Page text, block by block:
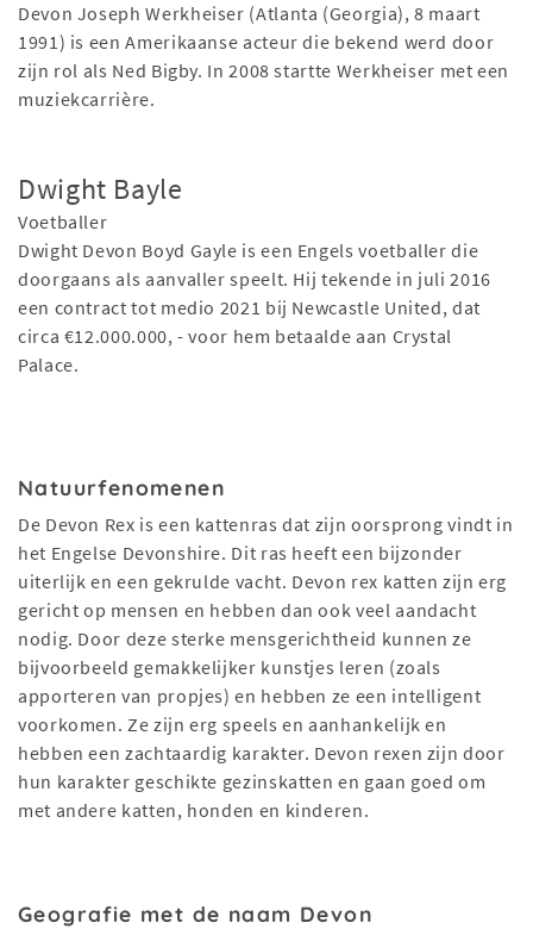
Devon Joseph Werkheiser (Atlanta (Georgia), 8 maart
1991) is een Amerikaanse acteur die bekend werd door
zijn rol als Ned Bigby. In 2008 startte Werkheiser met een
muziekcarrière.
Dwight Bayle
Voetballer
Dwight Devon Boyd Gayle is een Engels voetballer die
doorgaans als aanvaller speelt. Hij tekende in juli 2016
een contract tot medio 2021 bij Newcastle United, dat
circa €12.000.000, - voor hem betaalde aan Crystal
Palace.
Natuurfenomenen
De Devon Rex is een kattenras dat zijn oorsprong vindt in
het Engelse Devonshire. Dit ras heeft een bijzonder
uiterlijk en een gekrulde vacht. Devon rex katten zijn erg
gericht op mensen en hebben dan ook veel aandacht
nodig. Door deze sterke mensgerichtheid kunnen ze
bijvoorbeeld gemakkelijker kunstjes leren (zoals
apporteren van propjes) en hebben ze een intelligent
voorkomen. Ze zijn erg speels en aanhankelijk en
hebben een zachtaardig karakter. Devon rexen zijn door
hun karakter geschikte gezinskatten en gaan goed om
met andere katten, honden en kinderen.
Geografie met de naam Devon